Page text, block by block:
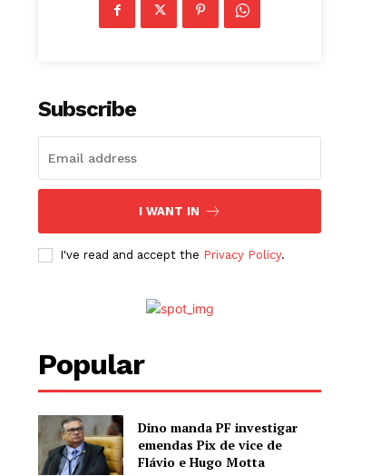
Subscribe
I WANT IN
I've read and accept the Privacy Policy.
Popular
Dino manda PF investigar
emendas Pix de vice de
Flávio e Hugo Motta